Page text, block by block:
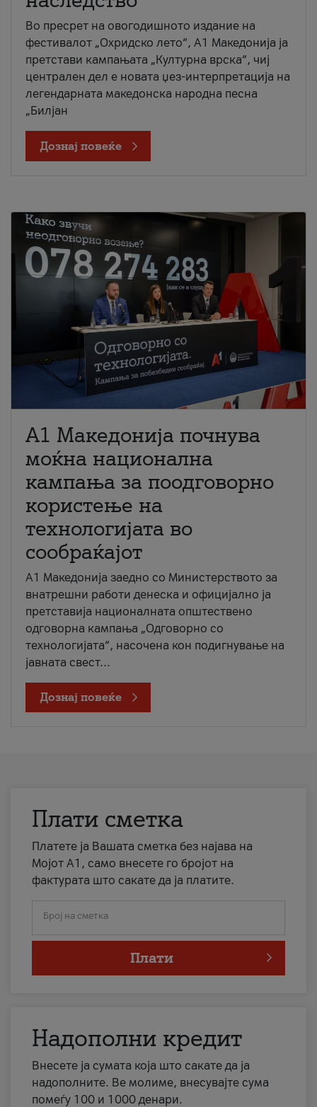
Во пресрет на овогодишното издание на
фестивалот „Охридско лето“, А1 Македонија ја
претстави кампањата „Културна врска“, чиј
централен дел е новата џез-интерпретација на
легендарната македонска народна песна
„Билјан
Дознај повеќе
A1 Македонија почнува
моќна национална
кампања за поодговорно
користење на
технологијата во
сообраќајот
A1 Македонија заедно со Министерството за
внатрешни работи денеска и официјално ја
претставија националната општествено
одговорна кампања „Одговорно со
технологијата“, насочена кон подигнување на
јавната свест...
Дознај повеќе
Плати сметка
Платете ја Вашата сметка без најава на
Мојот А1, само внесете го бројот на
фактурата што сакате да ја платите.
Број на сметка
Плати
Надополни кредит
Внесете ја сумата која што сакате да ја
надополните. Ве молиме, внесувајте сума
помеѓу 100 и 1000 денари.